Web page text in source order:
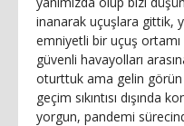
inanarak uçuşlara gittik,
emniyetli bir uçuş
güvenli havayolları
oturttuk ama gelin
geçim sıkıntısı dışında
yorgun, pandemi